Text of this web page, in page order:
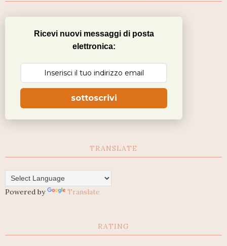
Ricevi nuovi messaggi di posta
elettronica:
sottoscrivi
TRANSLATE
Powered by Translate
RATING